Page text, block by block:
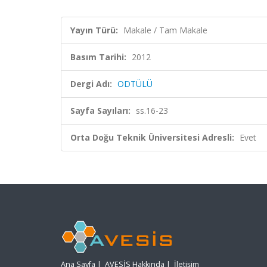
Yayın Türü: Makale / Tam Makale
Basım Tarihi: 2012
Dergi Adı: ODTÜLÜ
Sayfa Sayıları: ss.16-23
Orta Doğu Teknik Üniversitesi Adresli: Evet
Ana Sayfa | AVESİS Hakkında | İletişim